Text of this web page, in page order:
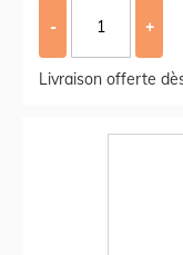
- +
Livraison offerte